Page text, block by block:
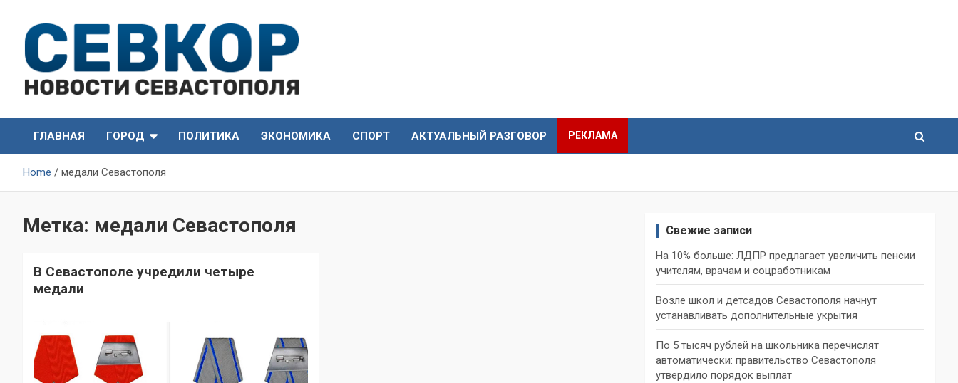
content
СевКор — Новости
Севастополя
Севастополя
ГЛАВНАЯ
ГОРОД ПОЛИТИКА ЭКОНОМИКА СПОРТ АКТУАЛЬНЫЙ РАЗГОВОР РЕКЛАМА
Home медали Севастополя
Метка: медали Севастополя
В Севастополе учредили четыре
медали
Свежие записи
На 10% больше: ЛДПР предлагает увеличить пенсии
учителям, врачам и соцработникам
Возле школ и детсадов Севастополя начнут
устанавливать дополнительные укрытия
По 5 тысяч рублей на школьника перечислят
автоматически: правительство Севастополя
утвердило порядок выплат